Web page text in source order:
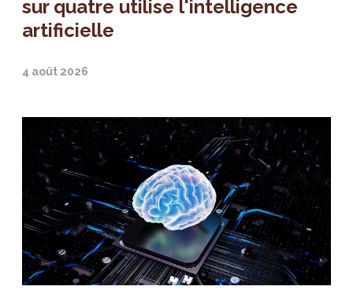
sur quatre utilise l'intelligence
artificielle
4 août 2026